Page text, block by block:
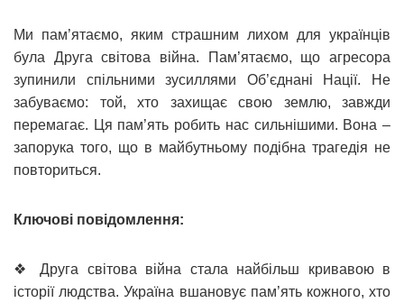
Ми пам’ятаємо, яким страшним лихом для українців
була Друга світова війна. Пам’ятаємо, що агресора
зупинили спільними зусиллями Об’єднані Нації. Не
забуваємо: той, хто захищає свою землю, завжди
перемагає. Ця пам’ять робить нас сильнішими. Вона –
запорука того, що в майбутньому подібна трагедія не
повториться.
Ключові повідомлення:
❖ Друга світова війна стала найбільш кривавою в
історії людства. Україна вшановує пам’ять кожного, хто